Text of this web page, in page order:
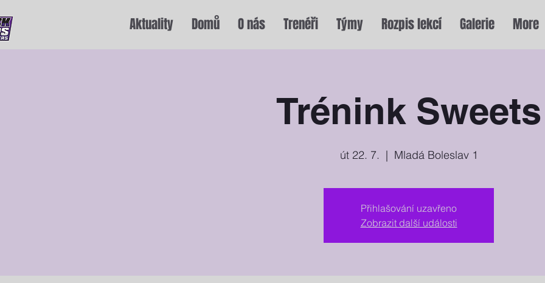
Aktuality Domů O nás Trenéři Týmy Rozpis lekcí Galerie More
Trénink Sweets
út 22. 7.
  |
Mladá Boleslav 1
Přihlašování uzavřeno
Zobrazit další události